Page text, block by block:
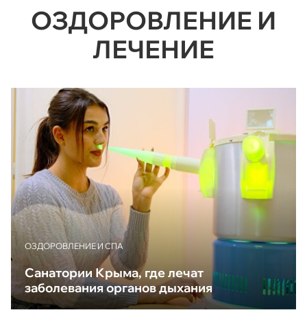
ОЗДОРОВЛЕНИЕ И
ЛЕЧЕНИЕ
ОЗДОРОВЛЕНИЕ И СПА
Санатории Крыма, где лечат
заболевания органов дыхания